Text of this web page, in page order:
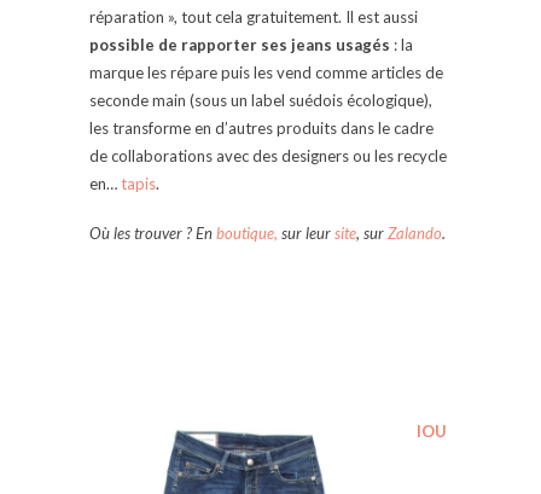
réparation », tout cela gratuitement. Il est aussi
possible de rapporter ses jeans usagés : la
marque les répare puis les vend comme articles de
seconde main (sous un label suédois écologique),
les transforme en d’autres produits dans le cadre
de collaborations avec des designers ou les recycle
en…tapis.
Où les trouver ? Enboutique, sur leursite, surZalando.
IOU